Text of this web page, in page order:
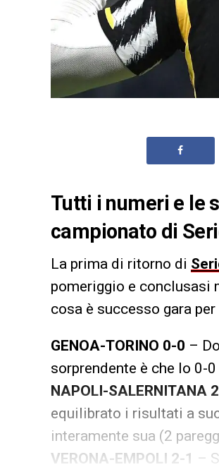
Tutti i numeri e le
campionato di
La prima di ritorno di
pomeriggio e conclusasi
cosa è successo gara per
GENOA-TORINO 0-0 –
sorprendente è che lo 0-
NAPOLI-SALERNITANA
equilibrato i risultati a
interamente sua (2
VERONA-EMPOLI 2-1 –